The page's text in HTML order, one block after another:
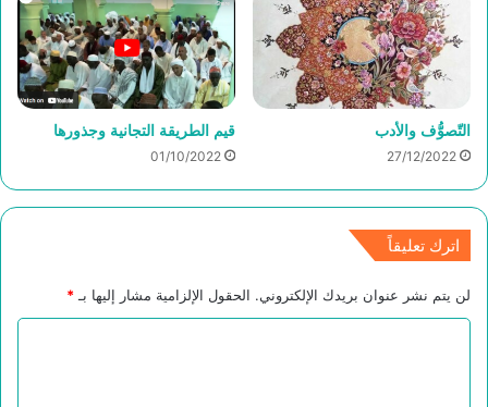
التّصوُّف والأدب
27/12/2022
قيم الطريقة التجانية وجذورها
01/10/2022
اترك تعليقاً
لن يتم نشر عنوان بريدك الإلكتروني. الحقول الإلزامية مشار إليها بـ*